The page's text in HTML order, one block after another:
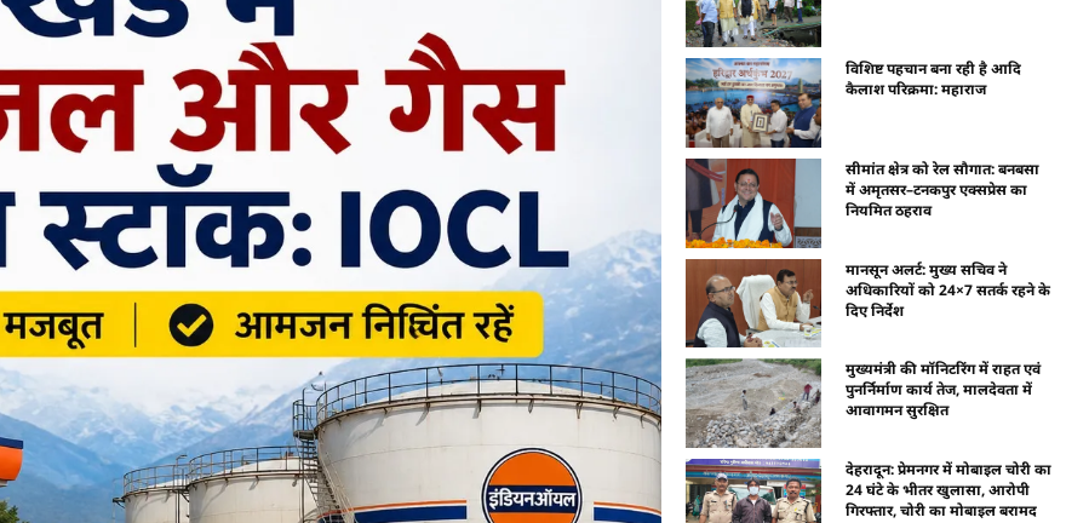
विशिष्ट पहचान बना रही है आदि
कैलाश परिक्रमा: महाराज
सीमांत क्षेत्र को रेल सौगात: बनबसा
में अमृतसर–टनकपुर एक्सप्रेस का
नियमित ठहराव
मानसून अलर्ट: मुख्य सचिव ने
अधिकारियों को 24×7 सतर्क रहने के
दिए निर्देश
मुख्यमंत्री की मॉनिटरिंग में राहत एवं
पुनर्निर्माण कार्य तेज, मालदेवता में
आवागमन सुरक्षित
देहरादून: प्रेमनगर में मोबाइल चोरी का
24 घंटे के भीतर खुलासा, आरोपी
गिरफ्तार, चोरी का मोबाइल बरामद